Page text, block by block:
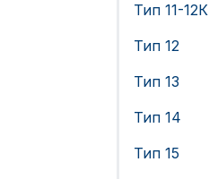
Тип 11-12К
Тип 12
Тип 13
Тип 14
Тип 15